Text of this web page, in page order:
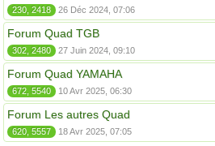
230, 2418 26 Déc 2024, 07:06
Forum Quad TGB
302, 2480 27 Juin 2024, 09:10
Forum Quad YAMAHA
672, 5540 10 Avr 2025, 06:30
Forum Les autres Quad
620, 5557 18 Avr 2025, 07:05